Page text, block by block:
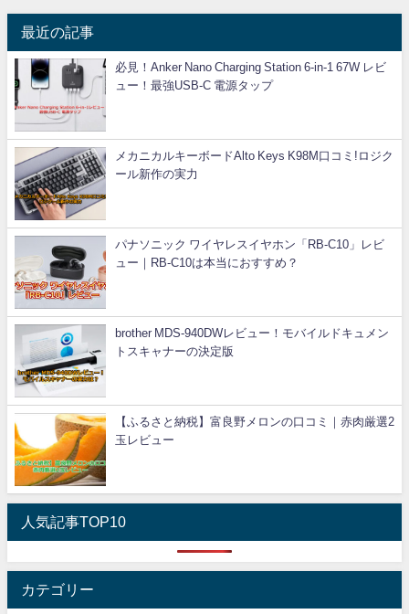
最近の記事
必見！Anker Nano Charging Station 6-in-1 67W レビ
ュー！最強USB-C 電源タップ
メカニカルキーボードAlto Keys K98M口コミ!ロジク
ール新作の実力
パナソニック ワイヤレスイヤホン「RB-C10」レビ
ュー｜RB-C10は本当におすすめ？
brother MDS-940DWレビュー！モバイルドキュメン
トスキャナーの決定版
【ふるさと納税】富良野メロンの口コミ｜赤肉厳選2
玉レビュー
人気記事TOP10
カテゴリー